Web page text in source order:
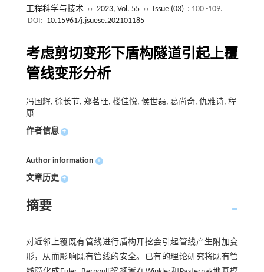
工程科学与技术 ›› 2023, Vol. 55 ›› Issue (03) : 100 -109.
DOI: 10.15961/j.jsuese.202101185
考虑剪切变形下盾构隧道引起上覆
管线变形分析
冯国辉, 徐长节, 郑茗旺, 楼佳悦, 侯世磊, 葛尚奇, 仇雅诗, 程
康
作者信息 +
Author information +
文章历史 +
摘要
对近邻上覆既有管线进行盾构开挖会引起管线产生附加变
形，从而影响既有管线的安全。已有的理论研究将既有管